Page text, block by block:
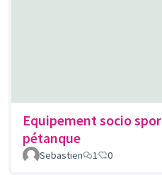
Equipement socio
pétanque
Sebastien 1 0